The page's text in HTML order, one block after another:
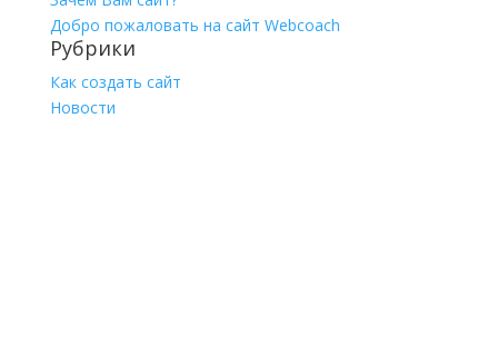
Добро пожаловать на сайт Webcoach
Рубрики
Как создать сайт
Новости